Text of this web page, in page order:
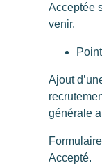
Acceptée
venir.
Ajout
générale
Accepté.